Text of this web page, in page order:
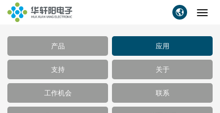
产品 应用
支持 关于
工作机会 联系